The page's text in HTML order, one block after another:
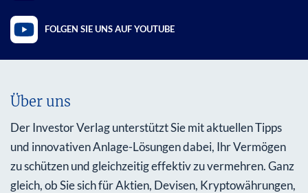
FOLGEN SIE UNS AUF YOUTUBE
Über uns
Der Investor Verlag unterstützt Sie mit aktuellen Tipps
und innovativen Anlage-Lösungen dabei, Ihr Vermögen
zu schützen und gleichzeitig effektiv zu vermehren. Ganz
gleich, ob Sie sich für Aktien, Devisen, Kryptowährungen,